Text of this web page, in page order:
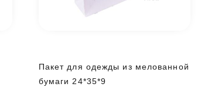
Пакет для одежды из мелованной
бумаги 24*35*9